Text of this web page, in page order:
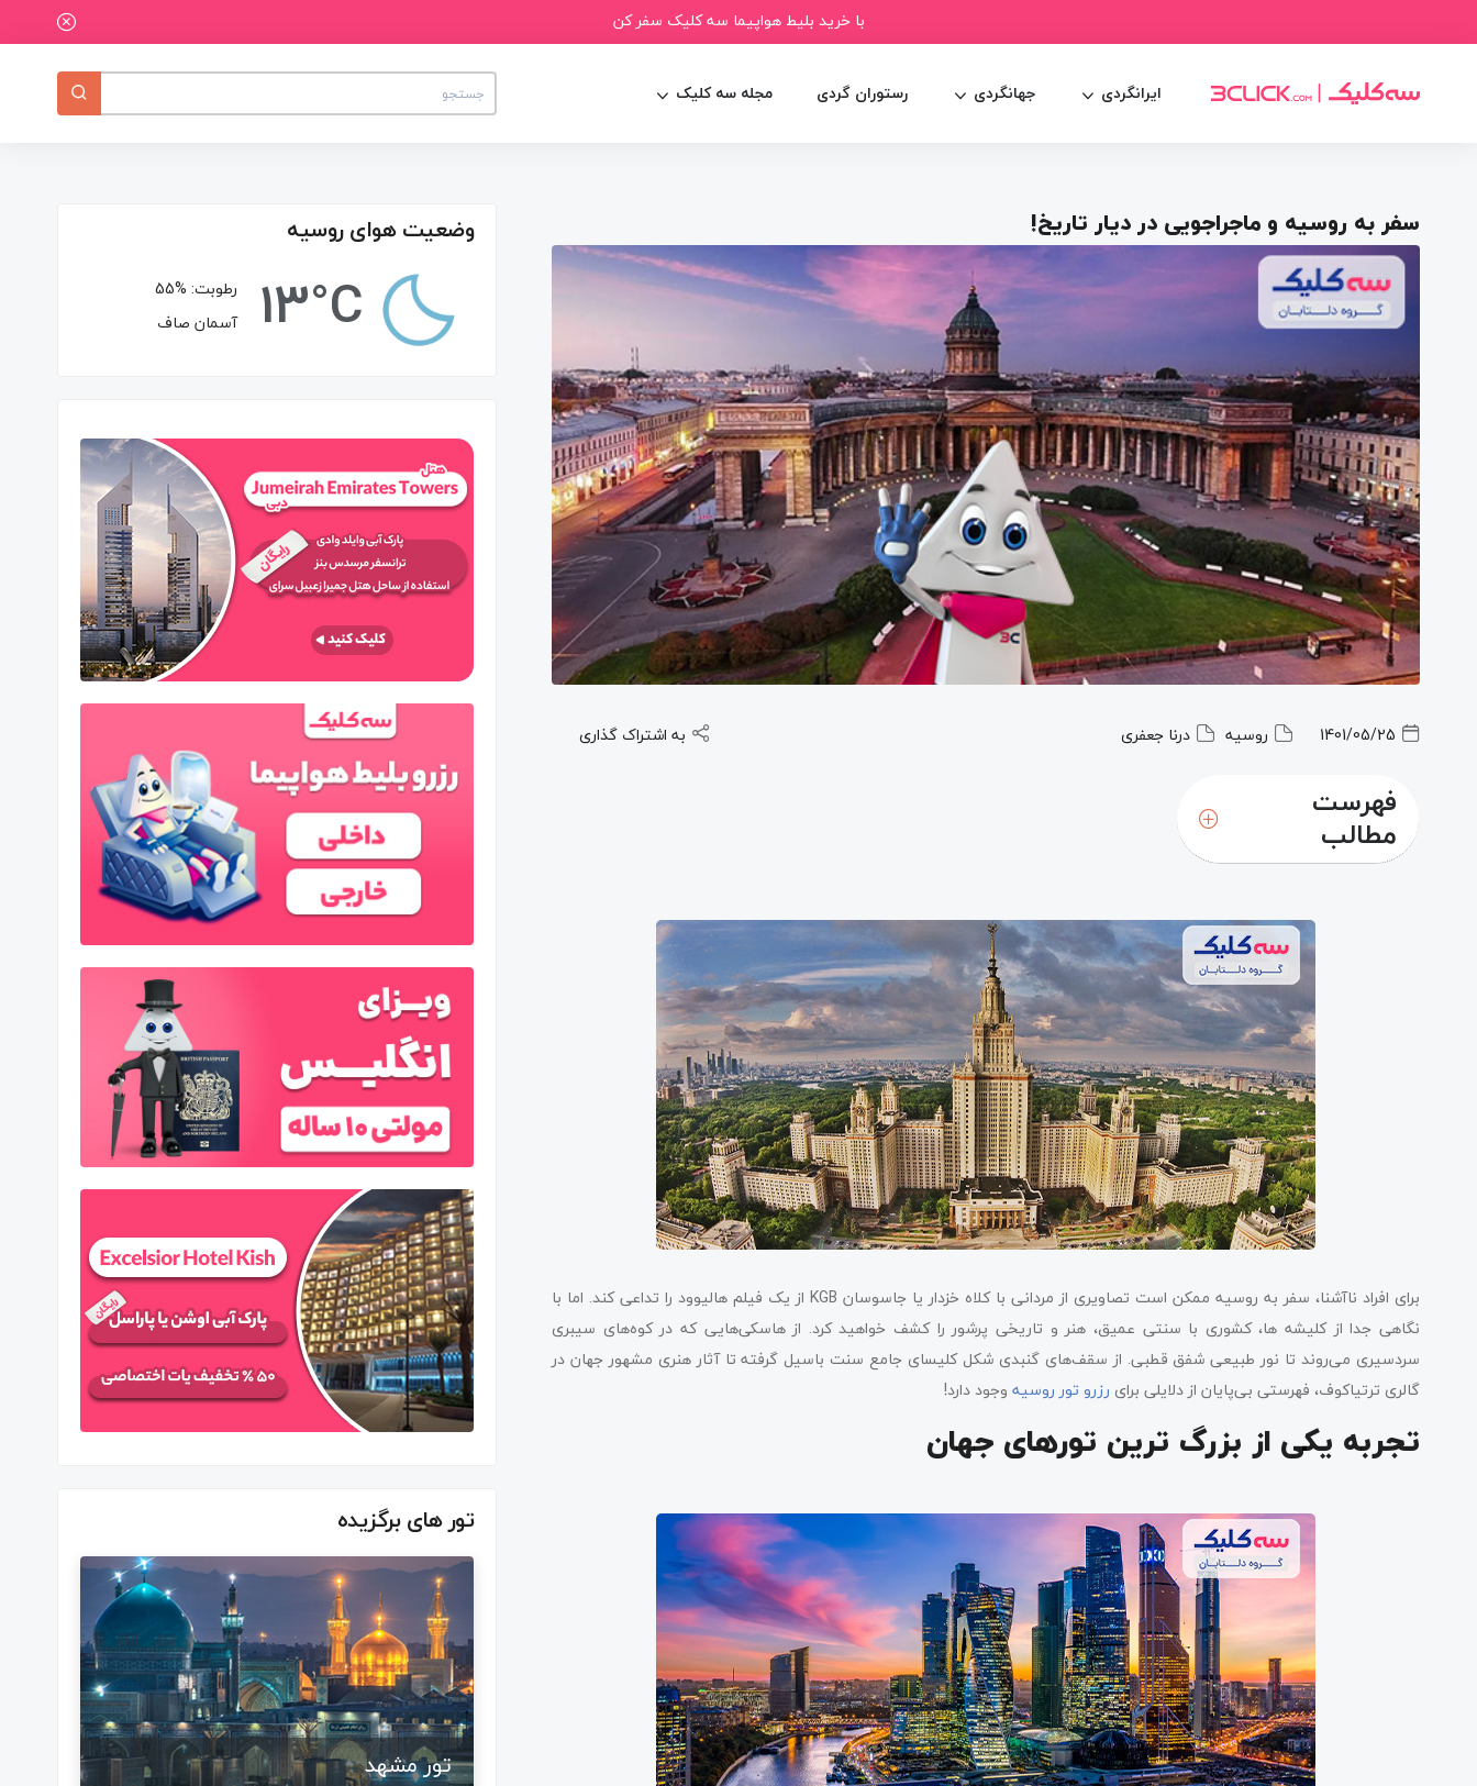
با خرید بلیط هواپیما سه کلیک سفر کن
ایرانگردی جهانگردی رستوران گردی مجله سه کلیک
سفر به روسیه و ماجراجویی در دیار تاریخ!
1401/05/25 روسیه درنا جعفری به اشتراک گذاری
فهرست
مطالب
برای افراد ناآشنا، سفر به روسیه ممکن است تصاویری از مردانی با کلاه خزدار یا جاسوسان KGB از یک فیلم هالیوود را تداعی کند. اما با
نگاهی جدا از کلیشه ها، کشوری با سنتی عمیق، هنر و تاریخی پرشور را کشف خواهید کرد. از هاسکی‌هایی که در کوه‌های سیبری
سردسیری می‌روند تا نور طبیعی شفق قطبی. از سقف‌های گنبدی شکل کلیسای جامع سنت باسیل گرفته تا آثار هنری مشهور جهان در
گالری ترتیاکوف، فهرستی بی‌پایان از دلایلی برای رزرو تور روسیه وجود دارد!
تجربه یکی از بزرگ ترین تورهای جهان
وضعیت هوای روسیه
13°C رطوبت: 55%
آسمان صاف
تور های برگزیده
تور مشهد